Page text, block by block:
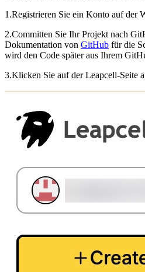
1.Registrieren Sie ein Konto auf der
2.Committen Sie Ihr Projekt nach
Dokumentation von GitHub für die
wird den Code später aus Ihrem
3.Klicken Sie auf der Leapcell-Seite